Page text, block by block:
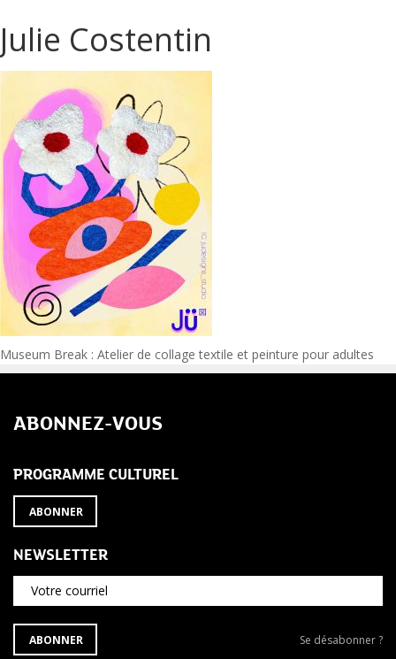
Julie Costentin
Navigation
l’article
Museum Break : Atelier de collage textile et peinture pour adultes
ABONNEZ-VOUS
PROGRAMME CULTUREL
ABONNER
NEWSLETTER
Votre courriel
S'ABONNER
À
ABONNER
Se
Se désabonner ?